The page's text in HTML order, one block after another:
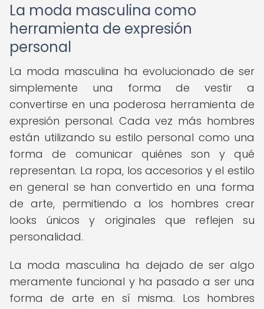
La moda masculina como
herramienta de expresión
personal
La moda masculina ha evolucionado de ser
simplemente una forma de vestir a
convertirse en una poderosa herramienta de
expresión personal. Cada vez más hombres
están utilizando su estilo personal como una
forma de comunicar quiénes son y qué
representan. La ropa, los accesorios y el estilo
en general se han convertido en una forma
de arte, permitiendo a los hombres crear
looks únicos y originales que reflejen su
personalidad.
La moda masculina ha dejado de ser algo
meramente funcional y ha pasado a ser una
forma de arte en sí misma. Los hombres